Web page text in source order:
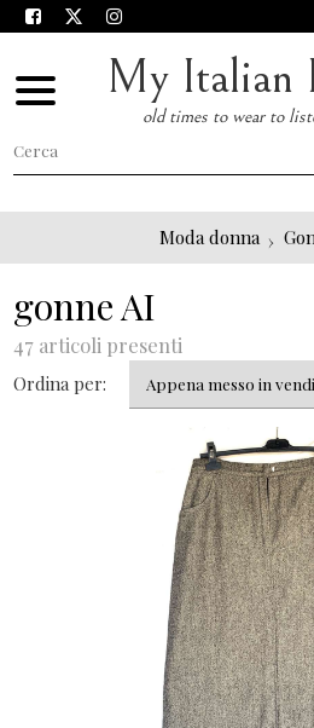
My Italian
old times to wear to
Moda donna
gonne AI
47 articoli presenti
Ordina per: